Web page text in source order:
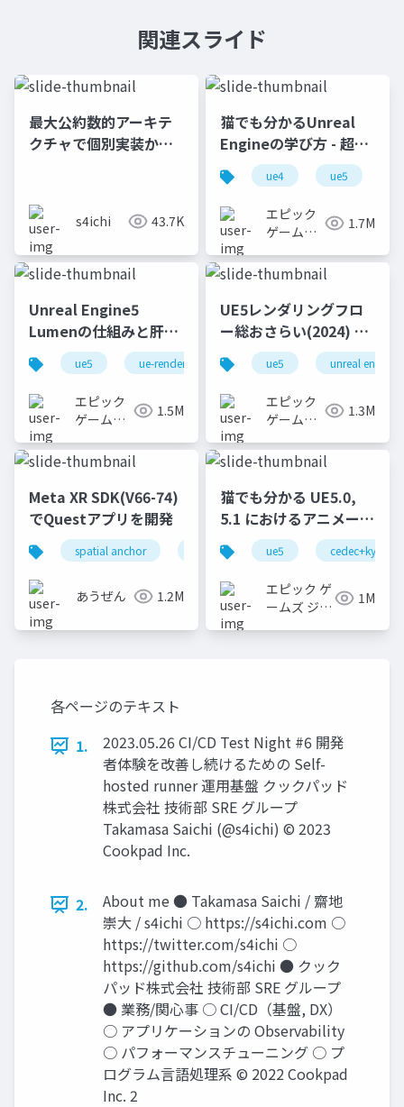
関連スライド
最大公約数的アーキテ
クチャで個別実装から
り組み～
s4ichi 43.7K
猫でも分かるUnreal
Engineの学び方 - 超初
心者向け編 - 2023 v1.0
ue4 ue5
エピック
ゲームズ
1.7M
Unreal Engine5
Lumenの仕組みと肝心
なところ
ue5 ue-rendering ue-lumen
エピック
ゲームズ
1.5M
UE5レンダリングフロ
ー総おさらい(2024) 基
礎編！
[CEDEC+KYUSHU
2024]
ue5 unreal engine
エピック
ゲームズ
1.3M
Meta XR SDK(V66-74)
でQuestアプリを開発
spatial anchor quest pro
あうぜん 1.2M
猫でも分かる UE5.0,
5.1 におけるアニメーシ
ョンの新機能について
【CEDEC+KYUSHU
2022】
ue5 cedec+kyushu
エピック ゲ
ームズ ジャ
1M
各ページのテキスト
1.
2023.05.26 CI/CD Test Night #6 開発
者体験を改善し続けるための Self-
hosted runner 運用基盤 クックパッド
株式会社 技術部 SRE グループ
Takamasa Saichi (@s4ichi) © 2023
Cookpad Inc.
2.
About me ● Takamasa Saichi / 齋地
崇大 / s4ichi ○ https://s4ichi.com ○
https://twitter.com/s4ichi ○
https://github.com/s4ichi ● クック
パッド株式会社 技術部 SRE グループ
● 業務/関心事 ○ CI/CD（基盤, DX）
○ アプリケーションの Observability
○ パフォーマンスチューニング ○ プ
ログラム言語処理系 © 2022 Cookpad
Inc. 2